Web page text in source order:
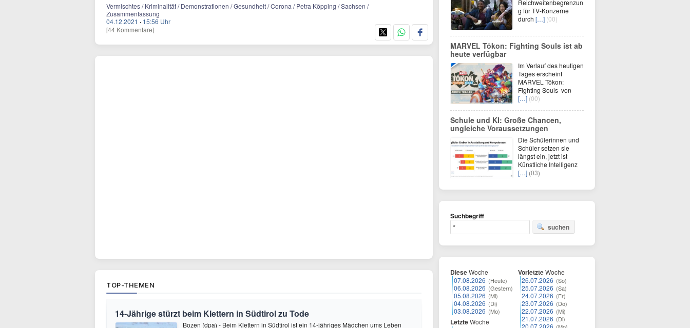
Vermischtes / Kriminalität / Demonstrationen / Gesundheit / Corona / Petra Köpping / Sachsen /
Zusammenfassung
04.12.2021 · 15:56 Uhr
[44 Kommentare]
TOP-THEMEN
14-Jährige stürzt beim Klettern in Südtirol zu Tode
Bozen (dpa) - Beim Klettern in Südtirol ist ein 14-jähriges Mädchen ums Leben
Reichweitenbegrenzun
g für TV-Konzerne
durch […] (00)
MARVEL Tōkon: Fighting Souls ist ab
heute verfügbar
Im Verlauf des heutigen
Tages erscheint
MARVEL Tōkon:
Fighting Souls von
[…] (00)
Schule und KI: Große Chancen,
ungleiche Voraussetzungen
Die Schülerinnen und
Schüler setzen sie
längst ein, jetzt ist
Künstliche Intelligenz
[…] (03)
Suchbegriff
suchen
DieseWoche
07.08.2026 (Heute)
06.08.2026 (Gestern)
05.08.2026 (Mi)
04.08.2026 (Di)
03.08.2026 (Mo)
LetzteWoche
VorletzteWoche
26.07.2026 (So)
25.07.2026 (Sa)
24.07.2026 (Fr)
23.07.2026 (Do)
22.07.2026 (Mi)
21.07.2026 (Di)
20.07.2026